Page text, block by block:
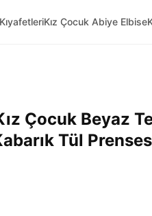
Kız Çocuk Abiye Elbise
Çocuk Beyaz
Tül